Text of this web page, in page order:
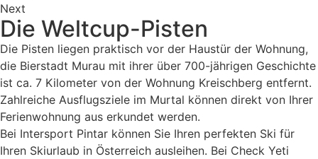
Next
Die Weltcup-Pisten
Die Pisten liegen praktisch vor der Haustür der Wohnung,
die Bierstadt Murau mit ihrer über 700-jährigen Geschichte
ist ca. 7 Kilometer von der Wohnung Kreischberg entfernt.
Zahlreiche Ausflugsziele im Murtal können direkt von Ihrer
Ferienwohnung aus erkundet werden.
Bei Intersport Pintar können Sie Ihren perfekten Ski für
Ihren Skiurlaub in Österreich ausleihen. Bei Check Yeti